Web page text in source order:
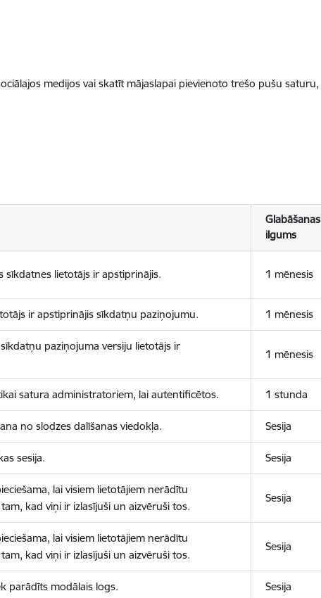
medijos vai skatīt mājaslapai pievienoto trešo pušu saturu,
Glabāšanas
ilgums
sīkdatnes lietotājs ir apstiprinājis. 1 mēnesis
ir apstiprinājis sīkdatņu paziņojumu. 1 mēnesis
paziņojuma versiju lietotājs ir
1 mēnesis
satura administratoriem, lai autentificētos. 1 stunda
no slodzes dalīšanas viedokļa. Sesija
sesija. Sesija
lai visiem lietotājiem nerādītu
kad viņi ir izlasījuši un aizvēruši tos.
Sesija
lai visiem lietotājiem nerādītu
kad viņi ir izlasījuši un aizvēruši tos.
Sesija
parādīts modālais logs. Sesija